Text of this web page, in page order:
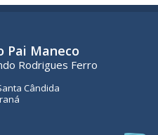
Pai Maneco
Rodrigues Ferro
Cândida